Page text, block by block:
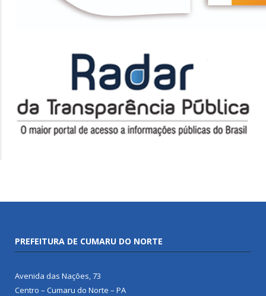
PREFEITURA DE CUMARU DO NORTE
Avenida das Nações, 73
Centro – Cumaru do Norte – PA